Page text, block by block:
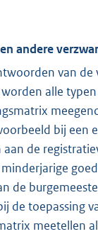
andere
van de
worden alle
bij een
de
de
de toepassing
meetellen